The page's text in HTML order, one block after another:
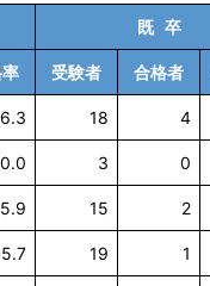
既 卒
受験者 合格者
18 4
0.0 3 0
15 2
19 1